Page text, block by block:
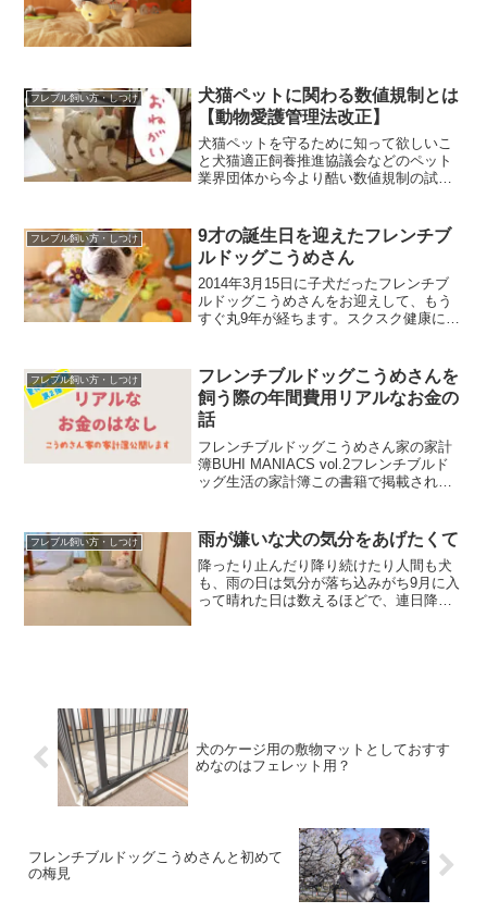
フレブル飼い方・しつけ
犬猫ペットに関わる数値規制とは
【動物愛護管理法改正】
犬猫ペットを守るために知って欲しいこ
と犬猫適正飼養推進協議会などのペット
業界団体から今より酷い数値規制の試案
す！今動かないと今後10年変わりませ
ん。どうかRTとメール...
フレブル飼い方・しつけ
9才の誕生日を迎えたフレンチブ
ルドッグこうめさん
2014年3月15日に子犬だったフレンチブ
ルドッグこうめさんをお迎えして、もう
すぐ丸9年が経ちます。スクスク健康に、
した。お迎えした当初、「朝起きたら息
をしてな...
フレブル飼い方・しつけ
フレンチブルドッグこうめさんを
飼う際の年間費用リアルなお金の
話
フレンチブルドッグこうめさん家の家計
簿BUHI MANIACS vol.2フレンチブルド
ッグ生活の家計簿この書籍で掲載されて
計簿については正直もう少し踏み込んだ
細かな情...
フレブル飼い方・しつけ 雨が嫌いな犬の気分をあげたくて
降ったり止んだり降り続けたり人間も犬
も、雨の日は気分が落ち込みがち9月に入
って晴れた日は数えるほどで、連日降っ
犬のケージ用の敷物マットとしておすす
めなのはフェレット用？
フレンチブルドッグこうめさんと初めて
の梅見